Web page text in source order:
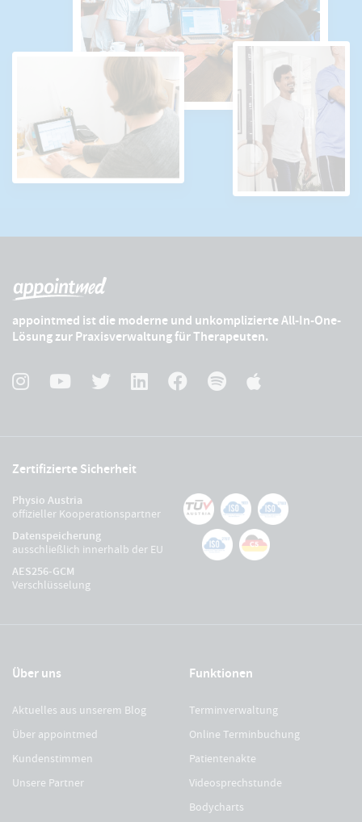
appointmed ist die moderne und unkomplizierte All-In-One-
Lösung zur Praxisverwaltung für Therapeuten.
Zertifizierte Sicherheit
Physio Austria
offizieller Kooperationspartner
Datenspeicherung
ausschließlich innerhalb der EU
AES256-GCM
Verschlüsselung
Über uns
Aktuelles aus unserem Blog
Über appointmed
Kundenstimmen
Unsere Partner
Funktionen
Terminverwaltung
Online Terminbuchung
Patientenakte
Videosprechstunde
Bodycharts